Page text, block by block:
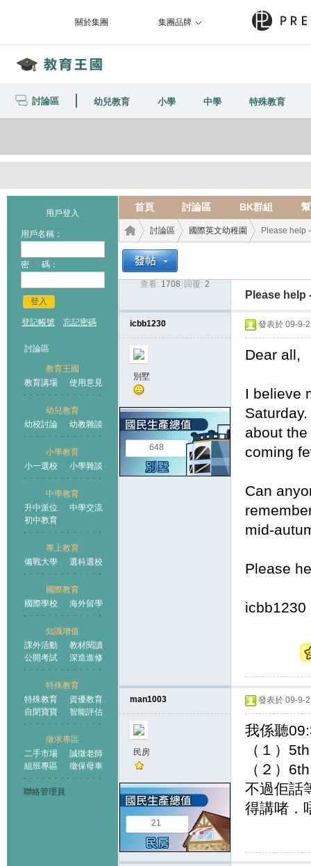
關於集團 集團品牌
討論區 幼兒教育 小學 中學 特殊教育
用戶登入
用戶名稱：
密 碼：
登入
登記帳號 忘記密碼
討論區
教育王國
教育講場
使用意見
幼兒教育
幼校討論
幼教雜談
小學教育
小一選校
小學雜談
中學教育
升中派位
中學交流
初中教育
專上教育
備戰大學
選科選校
國際教育
國際學校
海外留學
知識增值
課外活動
教材閱讀
公開考試
深造進修
特殊教育
特殊教育
資優教育
自閉寶寶
智能評估
徵求專區
二手市場
誠徵老師
組班專區
徵保母車
聯絡管理員
首頁 討論區 BK群組
王國
討論區
›
國際英文幼稚園
›
Please help
查看: 1708 回覆: 2
Please
icbb1230
別墅
648
發表於 09-9-
Dear all,
I believe
about
coming
Can
mid-
Please
icbb1230
man1003
民房
21
發表於 09-9-
我係聽
（１）
（２）
不過佢話
得講啫．